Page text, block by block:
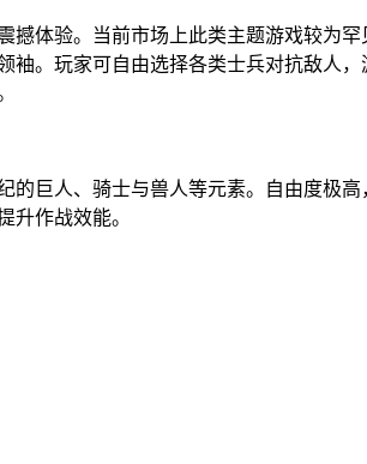
体验。当前市场上此类主题游戏较为
。玩家可自由选择各类士兵对抗敌人
巨人、骑士与兽人等元素。自由度极
升作战效能。